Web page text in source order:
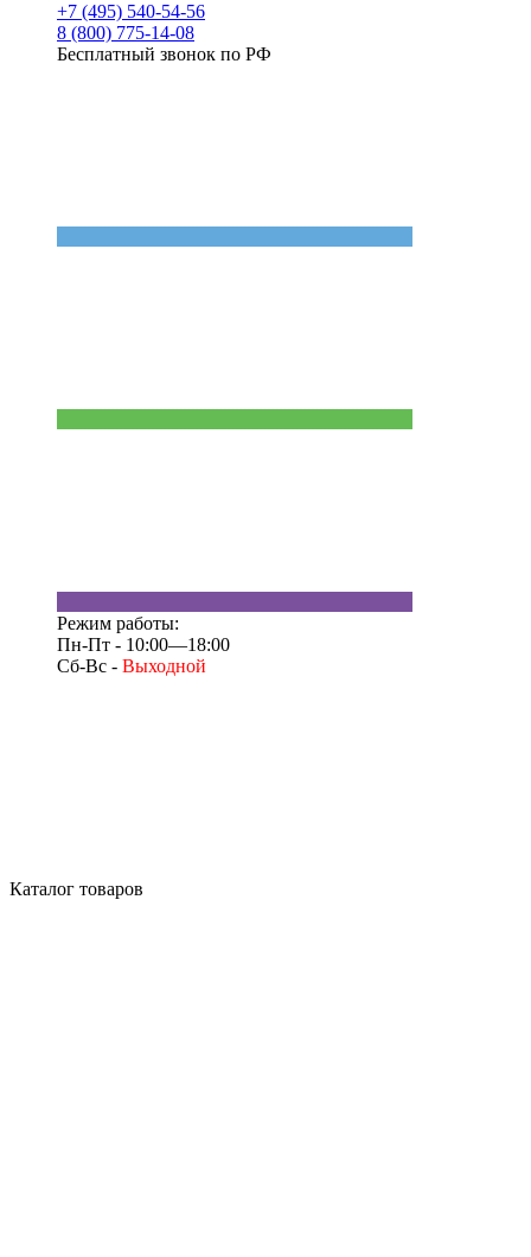
+7 (495) 540-54-56
8 (800) 775-14-08
Бесплатный звонок по РФ
Режим работы:
Пн-Пт - 10:00—18:00
Сб-Вс - Выходной
Каталог товаров